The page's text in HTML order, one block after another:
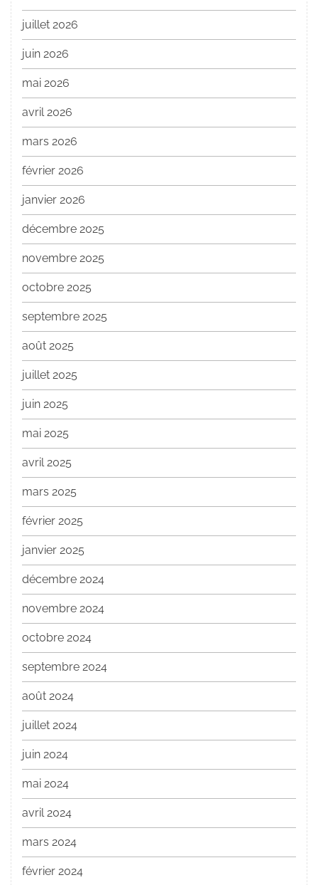
juillet 2026
juin 2026
mai 2026
avril 2026
mars 2026
février 2026
janvier 2026
décembre 2025
novembre 2025
octobre 2025
septembre 2025
août 2025
juillet 2025
juin 2025
mai 2025
avril 2025
mars 2025
février 2025
janvier 2025
décembre 2024
novembre 2024
octobre 2024
septembre 2024
août 2024
juillet 2024
juin 2024
mai 2024
avril 2024
mars 2024
février 2024